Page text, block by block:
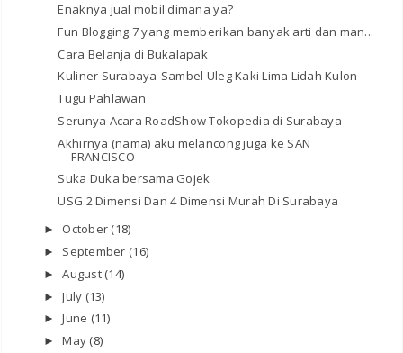
Enaknya jual mobil dimana ya?
Fun Blogging 7 yang memberikan banyak arti dan man...
Cara Belanja di Bukalapak
Kuliner Surabaya-Sambel Uleg Kaki Lima Lidah Kulon
Tugu Pahlawan
Serunya Acara RoadShow Tokopedia di Surabaya
Akhirnya (nama) aku melancong juga ke SAN
FRANCISCO
Suka Duka bersama Gojek
USG 2 Dimensi Dan 4 Dimensi Murah Di Surabaya
► October (18)
► September (16)
►August (14)
►July (13)
►June (11)
►May (8)